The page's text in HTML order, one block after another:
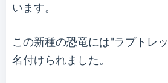
います。
この新種の恐竜には"ラプトレ
名付けられました。